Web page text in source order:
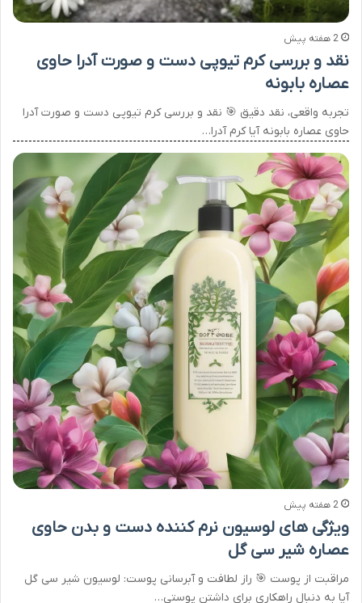
2 هفته پیش
نقد و بررسی کرم تیوپی دست و صورت آدرا حاوی
عصاره بابونه
تجربه واقعی، نقد دقیق 🎯 نقد و بررسی کرم تیوپی دست و صورت آدرا
حاوی عصاره بابونه آیا کرم آدرا…
2 هفته پیش
ویژگی های لوسیون نرم کننده دست و بدن حاوی
عصاره شیر سی گل
مراقبت از پوست 🎯 راز لطافت و آبرسانی پوست: لوسیون شیر سی گل
آیا به دنبال راهکاری برای داشتن پوستی…